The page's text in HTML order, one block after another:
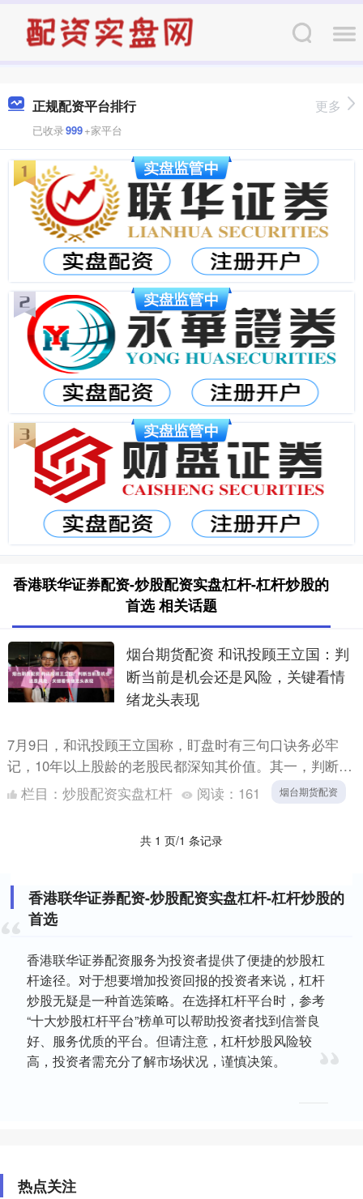
正规配资平台排行
已收录999+家平台
更多
香港联华证券配资-炒股配资实盘杠杆-杠杆炒股的
首选 相关话题
烟台期货配资 和讯投顾王立国：判
断当前是机会还是风险，关键看情
绪龙头表现
7月9日，和讯投顾王立国称，盯盘时有三句口诀务必牢
记，10年以上股龄的老股民都深知其价值。其一，判断当
前是机会还是风险，关键看情绪龙头表现，龙头表现强劲
意味着机....
栏目： 炒股配资实盘杠杆 阅读： 161 烟台期货配资
共 1 页/1 条记录
香港联华证券配资-炒股配资实盘杠杆-杠杆炒股的
首选
香港联华证券配资服务为投资者提供了便捷的炒股杠
杆途径。对于想要增加投资回报的投资者来说，杠杆
炒股无疑是一种首选策略。在选择杠杆平台时，参考
“十大炒股杠杆平台”榜单可以帮助投资者找到信誉良
好、服务优质的平台。但请注意，杠杆炒股风险较
高，投资者需充分了解市场状况，谨慎决策。
热点关注